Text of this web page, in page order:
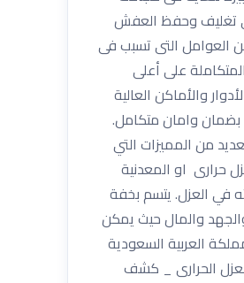
تغليف وحفظ العفش
العوامل التى تسبب فى
على أعلى
والأماكن العالية
وامان متكامل.
بالعديد من المميزات التي
حرارى او المعدنية
في العزل. يتسم بخفة
والجهد والمال حيث يمكن
العربية السعودية
الحرارى _ كشف